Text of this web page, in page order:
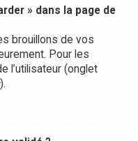
» dans la page de
brouillons de vos
Pour les
l’utilisateur (onglet
).